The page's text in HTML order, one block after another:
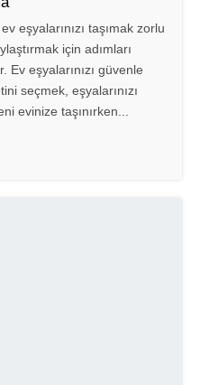
eşyalarınızı taşımak zorlu
için adımları
Ev eşyalarınızı güvenle
seçmek, eşyalarınızı
evinize taşınırken...